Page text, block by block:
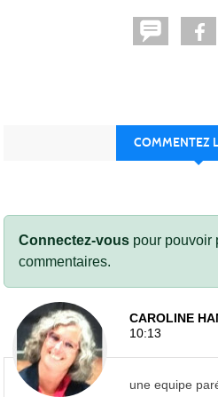
COMMENTEZ
Connectez-vous pour pouvoir
commentaires.
CAROLINE
10:13
une equipe